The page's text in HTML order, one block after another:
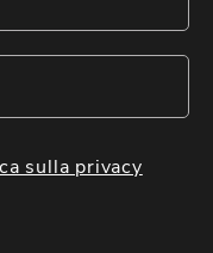
sulla privacy